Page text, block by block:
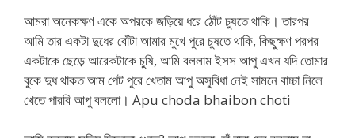
আমরা অনেকক্ষণ একে অপরকে জড়িয়ে ধরে ঠোঁট চুষতে থাকি। তারপর
আমি তার একটা দুধের বোঁটা আমার মুখে পুরে চুষতে থাকি, কিছুক্ষণ পরপর
একটাকে ছেড়ে আরেকটাকে চুষি, আমি বললাম ইসস আপু এখন যদি তোমার
বুকে দুধ থাকত আম পেট পুরে খেতাম আপু অসুবিধা নেই সামনে বাচ্চা নিলে
খেতে পারবি আপু বললো। Apu choda bhaibon choti